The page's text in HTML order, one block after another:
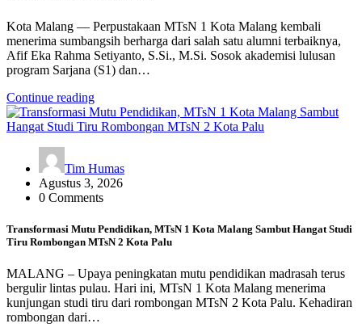
Kota Malang — Perpustakaan MTsN 1 Kota Malang kembali
menerima sumbangsih berharga dari salah satu alumni terbaiknya,
Afif Eka Rahma Setiyanto, S.Si., M.Si. Sosok akademisi lulusan
program Sarjana (S1) dan…
Continue reading
Tim Humas
Agustus 3, 2026
0 Comments
Transformasi Mutu Pendidikan, MTsN 1 Kota Malang Sambut Hangat Studi
Tiru Rombongan MTsN 2 Kota Palu
MALANG – Upaya peningkatan mutu pendidikan madrasah terus
bergulir lintas pulau. Hari ini, MTsN 1 Kota Malang menerima
kunjungan studi tiru dari rombongan MTsN 2 Kota Palu. Kehadiran
rombongan dari…